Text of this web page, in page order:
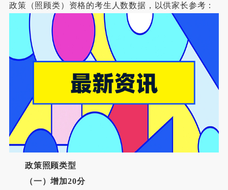
政策（照顾类）资格的考生人数数据，以供家长参考：
政策照顾类型
（一）增加20分